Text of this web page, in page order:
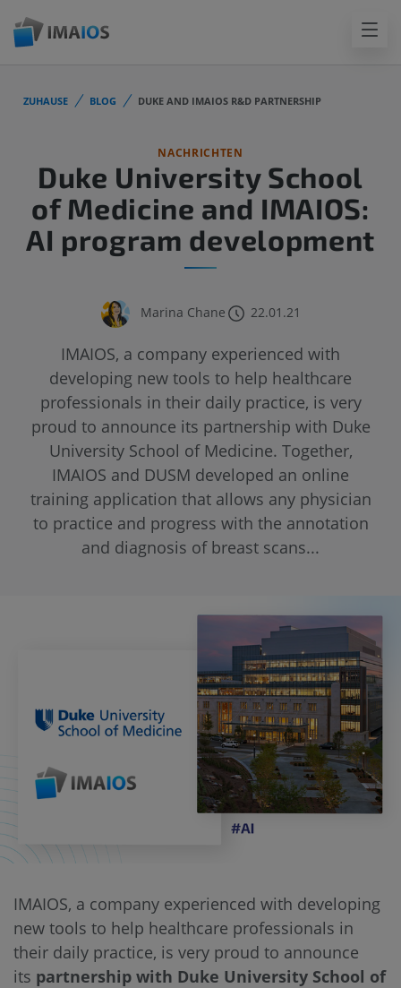
ZUHAUSE BLOG DUKE AND IMAIOS R&D PARTNERSHIP
NACHRICHTEN
Duke University School
of Medicine and IMAIOS:
AI program development
Marina Chane 22.01.21
IMAIOS, a company experienced with
developing new tools to help healthcare
professionals in their daily practice, is very
proud to announce its partnership with Duke
University School of Medicine. Together,
IMAIOS and DUSM developed an online
training application that allows any physician
to practice and progress with the annotation
and diagnosis of breast scans...
IMAIOS, a company experienced with developing
new tools to help healthcare professionals in
their daily practice, is very proud to announce
its partnership with Duke University School of